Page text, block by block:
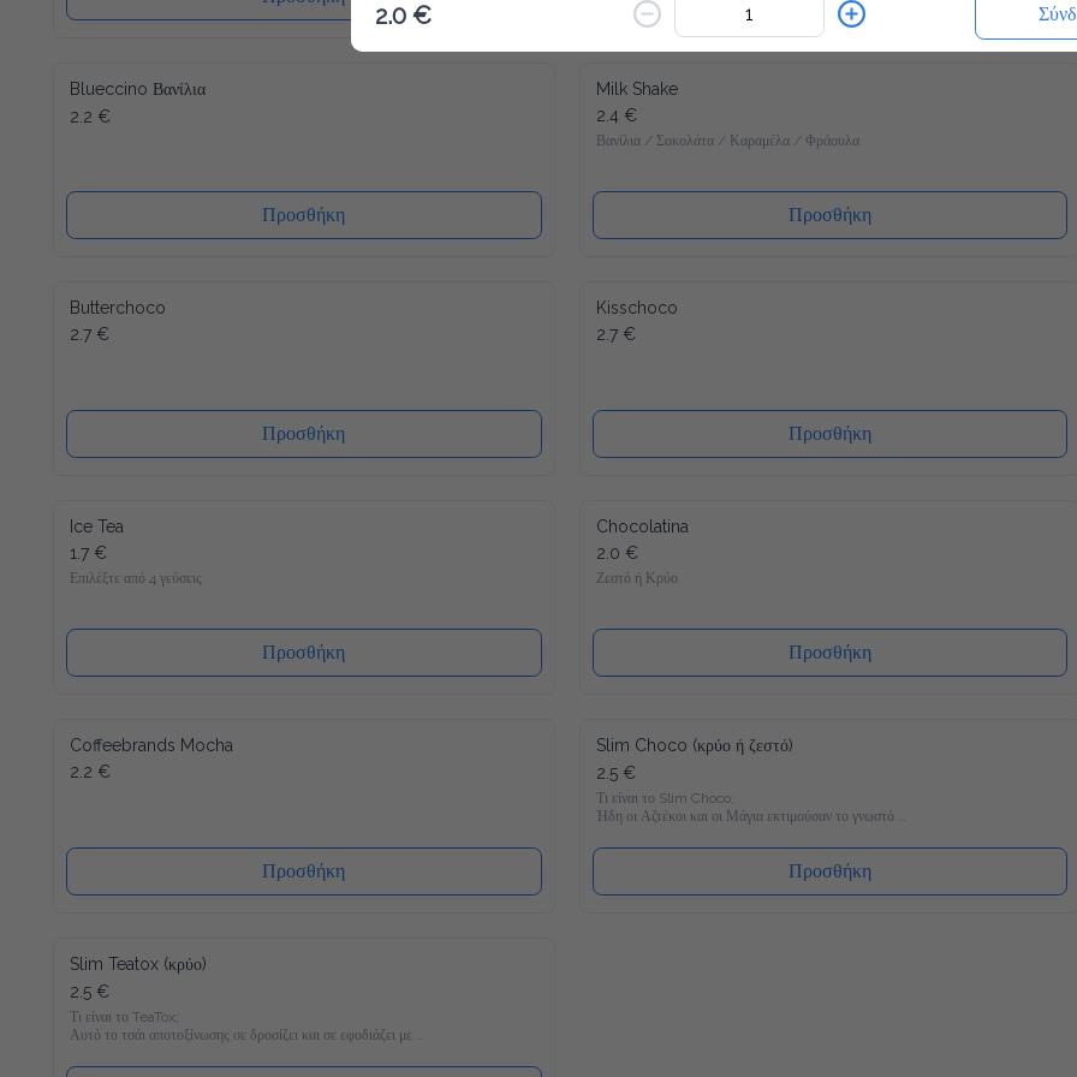
Blueccino Βανίλια
2.2 €
Προσθήκη
Milk Shake
2.4 €
Βανίλια / Σοκολάτα / Καραμέλα / Φράουλα
Προσθήκη
Butterchoco
2.7 €
Προσθήκη
Kisschoco
2.7 €
Προσθήκη
Ice Tea
1.7 €
Επιλέξτε από 4 γεύσεις
Προσθήκη
Chocolatina
2.0 €
Ζεστό ή Κρύο
Προσθήκη
Coffeebrands Mocha
2.2 €
Προσθήκη
Slim Choco (κρύο ή ζεστό)
2.5 €
Τι είναι το Slim Choco;
Ήδη οι Αζτέκοι και οι Μάγια εκτιμούσαν το γνωστό
Powerdrink "ζεστή σοκολάτα". Συνήθως και μόνο στην σκέψη
μας τρέχουν τα σάλια απ΄το στόμα, αλλά στο τωρινό
σοκολατούχο γάλα κρύβεται συνήθως πολλή ζάχαρη, λίπη και
Άρα η απάντηση είναι απλά να το αφήσουμε; Όχι για εμάς και
Προσθήκη
Slim Teatox (κρύο)
2.5 €
Τι είναι το TeaTox;
Αυτό το τσάι αποτοξίνωσης σε δροσίζει και σε εφοδιάζει με
22 βιταμίνες και μέταλλα και είναι γεμάτο υγιεινά υλικά όπως
Matcha, κουρκουμά και φυσικά γλυκομαννάνη, το οποίο σε
2.0 €